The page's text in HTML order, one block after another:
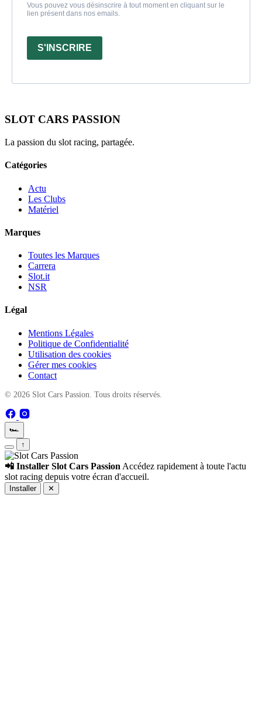
Vous pouvez vous désinscrire à tout moment en cliquant sur le
lien présent dans nos emails.
S'INSCRIRE
SLOT CARS PASSION
La passion du slot racing, partagée.
Catégories
Actu
Les Clubs
Matériel
Marques
Toutes les Marques
Carrera
Slot.it
NSR
Légal
Mentions Légales
Politique de Confidentialité
Utilisation des cookies
Gérer mes cookies
Contact
© 2026 Slot Cars Passion. Tous droits réservés.
🏎️
↑
📲 Installer Slot Cars Passion Accédez rapidement à toute l'actu
slot racing depuis votre écran d'accueil.
Installer ✕